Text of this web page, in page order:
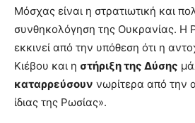
Μόσχας είναι η στρατιωτική και
συνθηκολόγηση της Ουκρανίας. Η
εκκινεί από την υπόθεση ότι η
Κιέβου και η στήριξη της Δύσης
καταρρεύσουν νωρίτερα από την
ίδιας της Ρωσίας».